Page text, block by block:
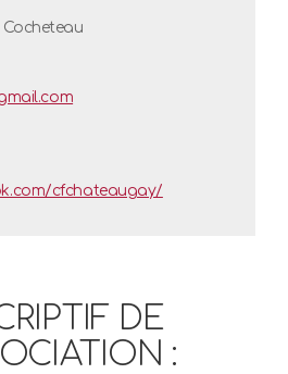
cfchateaugay/
DE
: